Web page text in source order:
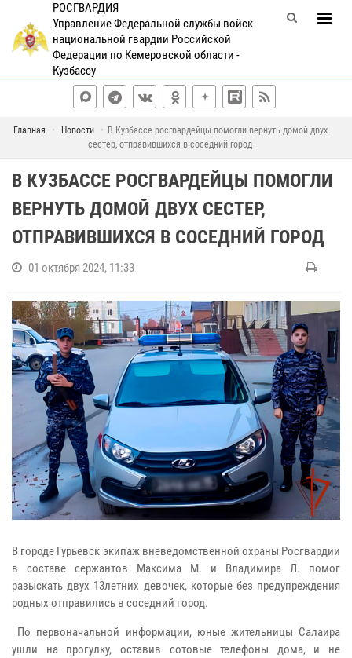
РОСГВАРДИЯ
Управление Федеральной службы войск
национальной гвардии Российской
Федерации по Кемеровской области -
Кузбассу
Главная Новости
В Кузбассе росгвардейцы помогли вернуть домой двух
сестер, отправившихся в соседний город
В КУЗБАССЕ РОСГВАРДЕЙЦЫ ПОМОГЛИ
ВЕРНУТЬ ДОМОЙ ДВУХ СЕСТЕР,
ОТПРАВИВШИХСЯ В СОСЕДНИЙ ГОРОД
01 октября 2024, 11:33
В городе Гурьевск экипаж вневедомственной охраны Росгвардии
в составе сержантов Максима М. и Владимира Л. помог
разыскать двух 13летних девочек, которые без предупреждения
родных отправились в соседний город.
По первоначальной информации, юные жительницы Салаира
ушли на прогулку, оставив сотовые телефоны дома, и не